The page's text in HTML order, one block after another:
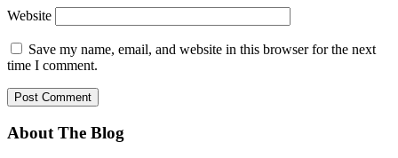
Website
Save my name, email, and website in this browser for the next
time I comment.
About The Blog